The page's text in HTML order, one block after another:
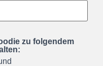
zu folgendem